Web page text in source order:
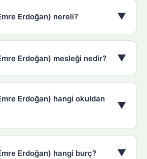
Erdoğan) nereli? ▼
Erdoğan) mesleği nedir? ▼
Erdoğan) hangi okuldan
▼
Erdoğan) hangi burç? ▼